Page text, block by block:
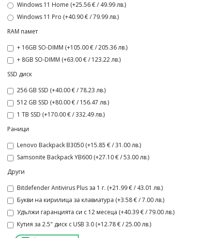
Windows 11 Home (+25.56 € / 49.99 лв.)
Windows 11 Pro (+40.90 € / 79.99 лв.)
RAM памет
+ 16GB SO-DIMM (+105.00 € / 205.36 лв.)
+ 8GB SO-DIMM (+63.00 € / 123.22 лв.)
SSD диск
256 GB SSD (+40.00 € / 78.23 лв.)
512 GB SSD (+80.00 € / 156.47 лв.)
1 TB SSD (+170.00 € / 332.49 лв.)
Раници
Lenovo Backpack B3050 (+15.85 € / 31.00 лв.)
Samsonite Backpack YB600 (+27.10 € / 53.00 лв.)
Други
Bitdefender Antivirus Plus за 1 г. (+21.99 € / 43.01 лв.)
Букви на кирилица за клавиатура (+3.58 € / 7.00 лв.)
Удължи гаранцията си с 12 месеца (+40.39 € / 79.00 лв.)
Кутия за 2.5" диск с USB 3.0 (+12.78 € / 25.00 лв.)